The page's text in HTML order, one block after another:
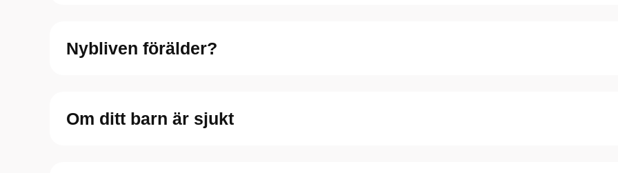
Nybliven förälder?
Om ditt barn är sjukt